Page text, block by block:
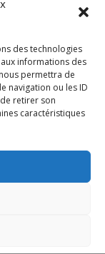
des technologies
informations des
permettra de
navigation ou les ID
retirer son
caractéristiques